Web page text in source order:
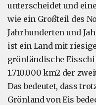
unterscheidet und
wie ein Großteil des
Jahrhunderten und
ist ein Land mit
grönländische
1.710.000 km2 der
Das bedeutet, dass
Grönland von Eis